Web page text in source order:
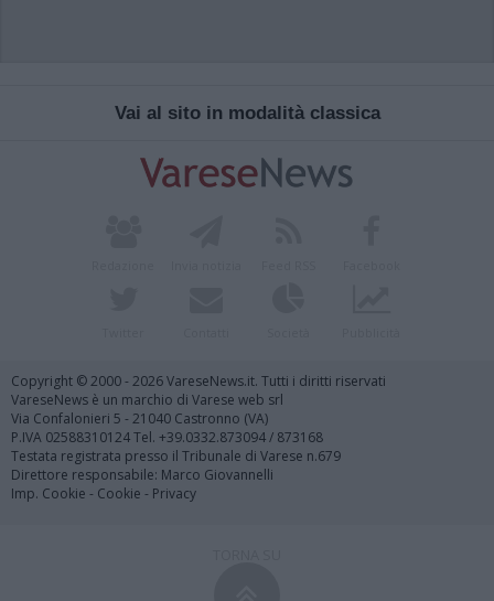
Vai al sito in modalità classica
Copyright © 2000 - 2026 VareseNews.it. Tutti i diritti riservati
VareseNews è un marchio di Varese web srl
Via Confalonieri 5 - 21040 Castronno (VA)
P.IVA 02588310124 Tel. +39.0332.873094 / 873168
Testata registrata presso il Tribunale di Varese n.679
Direttore responsabile: Marco Giovannelli
Imp. Cookie - Cookie - Privacy